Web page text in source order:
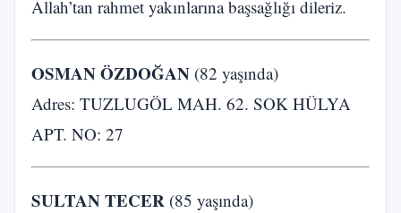
Allah’tan rahmet yakınlarına başsağlığı dileriz.
OSMAN ÖZDOĞAN (82 yaşında)
Adres: TUZLUGÖL MAH. 62. SOK HÜLYA
APT. NO: 27
SULTAN TECER (85 yaşında)